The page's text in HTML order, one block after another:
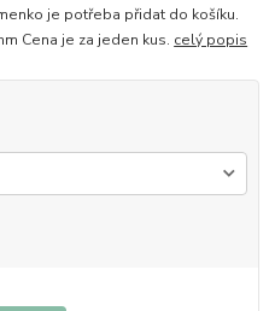
je potřeba přidat do košíku.
Cena je za jeden kus. celý popis